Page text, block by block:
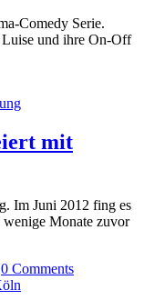
Comedy Serie.
Luise und ihre On-Off
mit
Im Juni 2012 fing es
Monate zuvor
0 Comments